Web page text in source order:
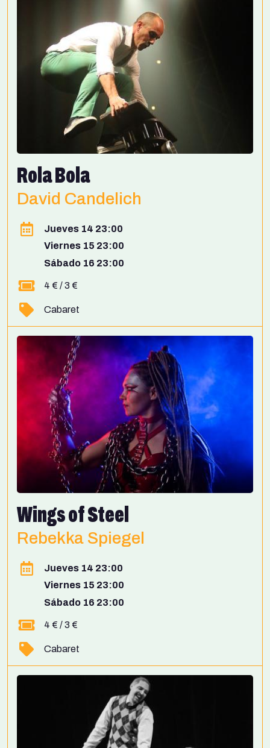
Rola Bola
David Candelich
Jueves 14 23:00
Viernes 15 23:00
Sábado 16 23:00
4 € / 3 €
Cabaret
Wings of Steel
Rebekka Spiegel
Jueves 14 23:00
Viernes 15 23:00
Sábado 16 23:00
4 € / 3 €
Cabaret